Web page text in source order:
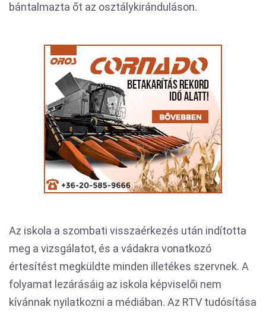
bántalmazta őt az osztálykiránduláson.
Az iskola a szombati visszaérkezés után indította
meg a vizsgálatot, és a vádakra vonatkozó
értesítést megküldte minden illetékes szervnek. A
folyamat lezárásáig az iskola képviselői nem
kívánnak nyilatkozni a médiában. Az RTV tudósítása